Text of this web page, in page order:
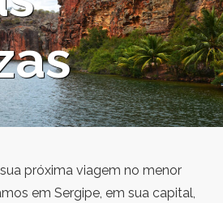
próxima viagem no menor
em Sergipe, em sua capital,